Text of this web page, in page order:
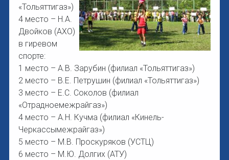
«Тольяттигаз»)
4 место – Н.А.
Двойков (АХО)
в гиревом
спорте:
1 место – А.В. Зарубин (филиал «Тольяттигаз»)
2 место – В.Е. Петрушин (филиал «Тольяттигаз»)
3 место – Е.С. Соколов (филиал
«Отрадноемежрайгаз»)
4 место – А.Н. Кучма (филиал «Кинель-
Черкассымежрайгаз»)
5 место – М.В. Проскуряков (УСТЦ)
6 место – М.Ю. Долгих (АТУ)